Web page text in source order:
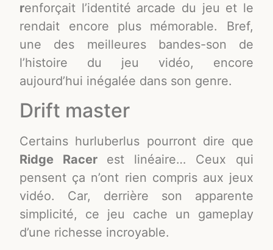
renforçait l’identité arcade du jeu et le
rendait encore plus mémorable. Bref,
une des meilleures bandes-son de
l’histoire du jeu vidéo, encore
aujourd’hui inégalée dans son genre.
Drift master
Certains hurluberlus pourront dire que
Ridge Racer est linéaire… Ceux qui
pensent ça n’ont rien compris aux jeux
vidéo. Car, derrière son apparente
simplicité, ce jeu cache un gameplay
d’une richesse incroyable.